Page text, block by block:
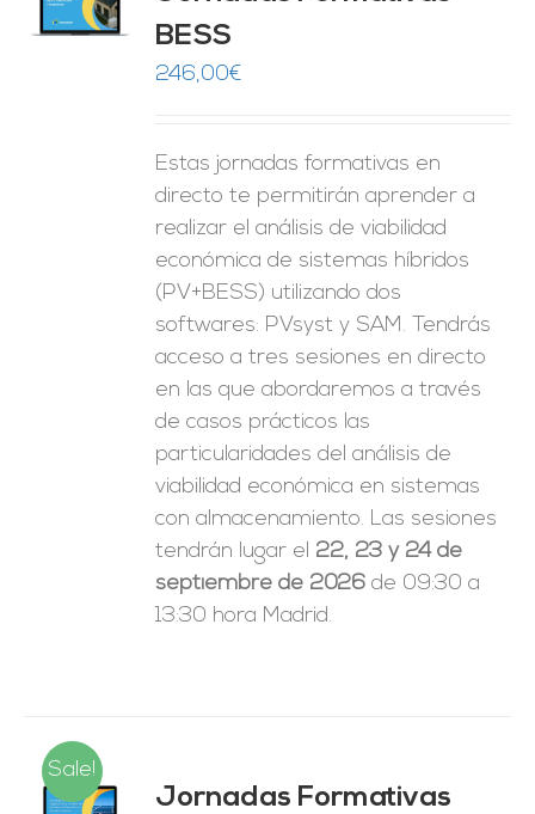
BESS
246,00€
Estas jornadas formativas en
directo te permitirán aprender a
realizar el análisis de viabilidad
económica de sistemas híbridos
(PV+BESS) utilizando dos
softwares: PVsyst y SAM. Tendrás
acceso a tres sesiones en directo
en las que abordaremos a través
de casos prácticos las
particularidades del análisis de
viabilidad económica en sistemas
con almacenamiento. Las sesiones
tendrán lugar el 22, 23 y 24 de
septiembre de 2026 de 09:30 a
13:30 hora Madrid.
Sale!
Jornadas Formativas